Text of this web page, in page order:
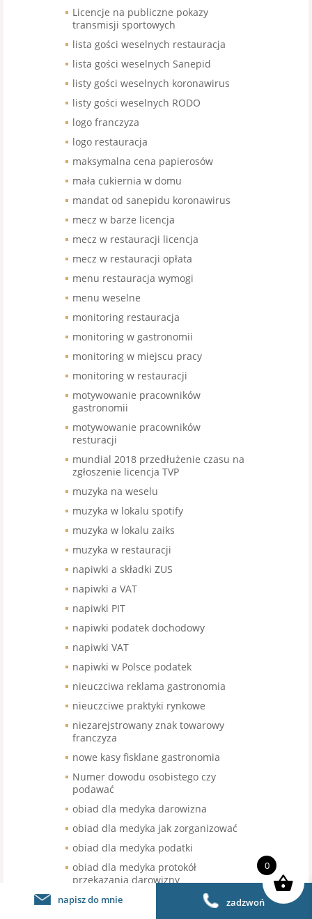
Licencje na publiczne pokazy
transmisji sportowych
lista gości weselnych restauracja
lista gości weselnych Sanepid
listy gości weselnych koronawirus
listy gości weselnych RODO
logo franczyza
logo restauracja
maksymalna cena papierosów
mała cukiernia w domu
mandat od sanepidu koronawirus
mecz w barze licencja
mecz w restauracji licencja
mecz w restauracji opłata
menu restauracja wymogi
menu weselne
monitoring restauracja
monitoring w gastronomii
monitoring w miejscu pracy
monitoring w restauracji
motywowanie pracowników
gastronomii
motywowanie pracowników
resturacji
mundial 2018 przedłużenie czasu na
zgłoszenie licencja TVP
muzyka na weselu
muzyka w lokalu spotify
muzyka w lokalu zaiks
muzyka w restauracji
napiwki a składki ZUS
napiwki a VAT
napiwki PIT
napiwki podatek dochodowy
napiwki VAT
napiwki w Polsce podatek
nieuczciwa reklama gastronomia
nieuczciwe praktyki rynkowe
niezarejstrowany znak towarowy
franczyza
nowe kasy fisklane gastronomia
Numer dowodu osobistego czy
podawać
obiad dla medyka darowizna
obiad dla medyka jak zorganizować
obiad dla medyka podatki
obiad dla medyka protokół
przekazania darowizny
obniżka VAT
napisz do mnie zadzwoń
0